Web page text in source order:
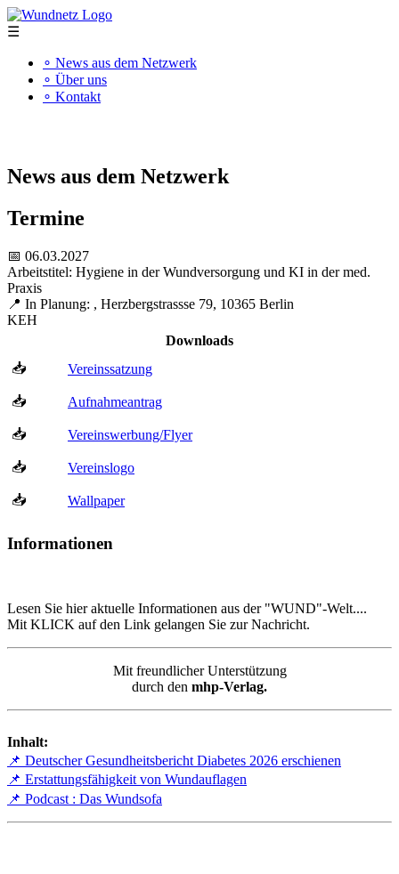
☰
∘ News aus dem Netzwerk
∘ Über uns
∘ Kontakt
News aus dem Netzwerk
Termine
📅 06.03.2027
Arbeitstitel: Hygiene in der Wundversorgung und KI in der med.
Praxis
📍 In Planung: , Herzbergstrassse 79, 10365 Berlin
KEH
Downloads
📥
Vereinssatzung
📥 Aufnahmeantrag
📥 Vereinswerbung/Flyer
📥 Vereinslogo
📥 Wallpaper
Informationen
Lesen Sie hier aktuelle Informationen aus der "WUND"-Welt....
Mit KLICK auf den Link gelangen Sie zur Nachricht.
Mit freundlicher Unterstützung
durch den mhp-Verlag.
Inhalt:
📌 Deutscher Gesundheitsbericht Diabetes 2026 erschienen
📌 Erstattungsfähigkeit von Wundauflagen
📌 Podcast : Das Wundsofa